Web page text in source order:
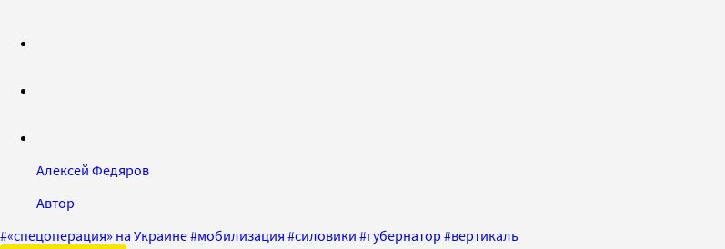
Алексей Федяров
Автор
#«спецоперация» на Украине#мобилизация #силовики #губернатор #вертикаль